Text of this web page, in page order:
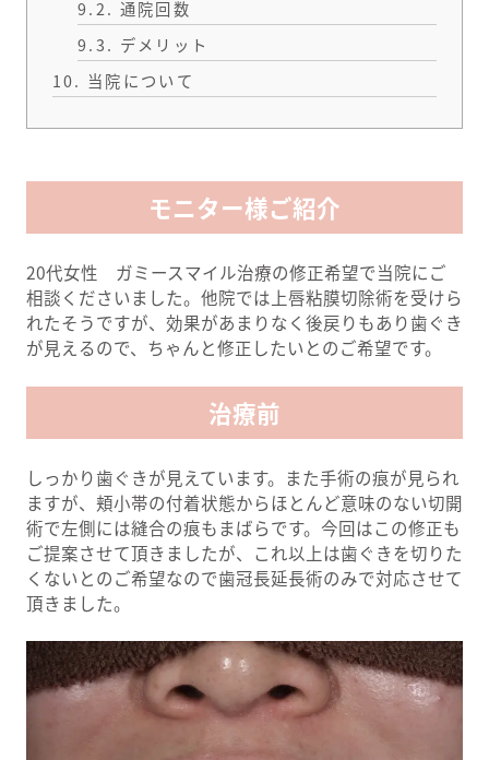
9.2. 通院回数
9.3. デメリット
10. 当院について
モニター様ご紹介
20代女性 ガミースマイル治療の修正希望で当院にご
相談くださいました。他院では上唇粘膜切除術を受けら
れたそうですが、効果があまりなく後戻りもあり歯ぐき
が見えるので、ちゃんと修正したいとのご希望です。
治療前
しっかり歯ぐきが見えています。また手術の痕が見られ
ますが、頬小帯の付着状態からほとんど意味のない切開
術で左側には縫合の痕もまばらです。今回はこの修正も
ご提案させて頂きましたが、これ以上は歯ぐきを切りた
くないとのご希望なので歯冠長延長術のみで対応させて
頂きました。